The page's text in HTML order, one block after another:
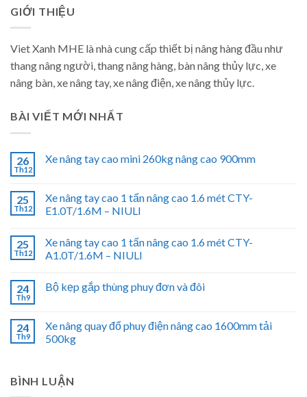
GIỚI THIỆU
Viet Xanh MHE là nhà cung cấp thiết bị nâng hàng đầu như
thang nâng người, thang nâng hàng, bàn nâng thủy lực, xe
nâng bàn, xe nâng tay, xe nâng điện, xe nâng thủy lực.
BÀI VIẾT MỚI NHẤT
26
Th12
Xe nâng tay cao mini 260kg nâng cao 900mm
25
Th12
Xe nâng tay cao 1 tấn nâng cao 1.6 mét CTY-
E1.0T/1.6M – NIULI
25
Th12
Xe nâng tay cao 1 tấn nâng cao 1.6 mét CTY-
A1.0T/1.6M – NIULI
24
Th9
Bộ kẹp gắp thùng phuy đơn và đôi
24
Th9
Xe nâng quay đổ phuy điện nâng cao 1600mm tải
500kg
BÌNH LUẬN